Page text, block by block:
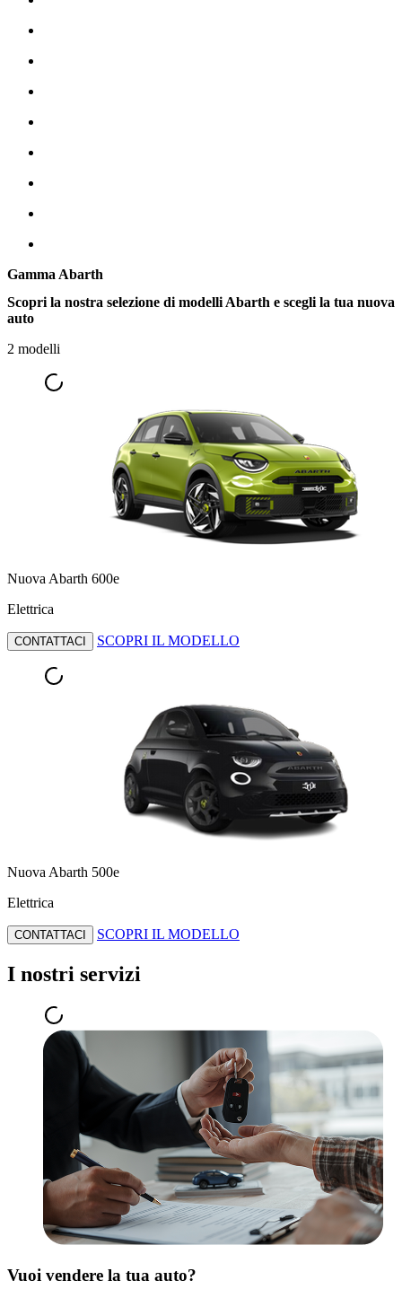
Gamma Abarth
Scopri la nostra selezione di modelli Abarth e scegli la tua nuova
auto
2 modelli
Nuova Abarth 600e
Elettrica
CONTATTACI SCOPRI IL MODELLO
Nuova Abarth 500e
Elettrica
CONTATTACI SCOPRI IL MODELLO
I nostri servizi
Vuoi vendere la tua auto?